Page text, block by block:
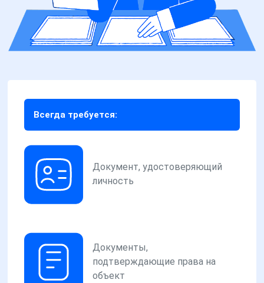
Всегда требуется:
Документ, удостоверяющий
личность
Документы,
подтверждающие права на
объект